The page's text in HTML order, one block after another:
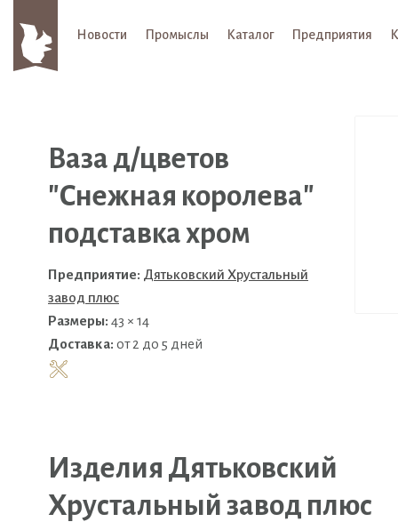
Новости Промыслы Каталог Предприятия
Ваза д/цветов
"Снежная королева"
подставка хром
Предприятие: Дятьковский Хрустальный
завод плюс
Размеры: 43 × 14
Доставка: от 2 до 5 дней
Изделия Дятьковский
Хрустальный завод плюс